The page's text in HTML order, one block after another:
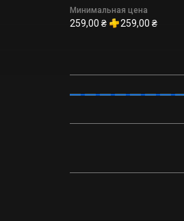
Минимальная цена
259,00 ₴ 259,00 ₴